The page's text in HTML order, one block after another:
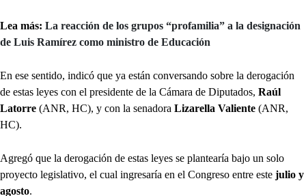
Lea más: La reacción de los grupos “profamilia” a la designación
de Luis Ramírez como ministro de Educación
En ese sentido, indicó que ya están conversando sobre la derogación
de estas leyes con el presidente de la Cámara de Diputados, Raúl
Latorre (ANR, HC), y con la senadora Lizarella Valiente (ANR,
HC).
Agregó que la derogación de estas leyes se plantearía bajo un solo
proyecto legislativo, el cual ingresaría en el Congreso entre este julio y
agosto.